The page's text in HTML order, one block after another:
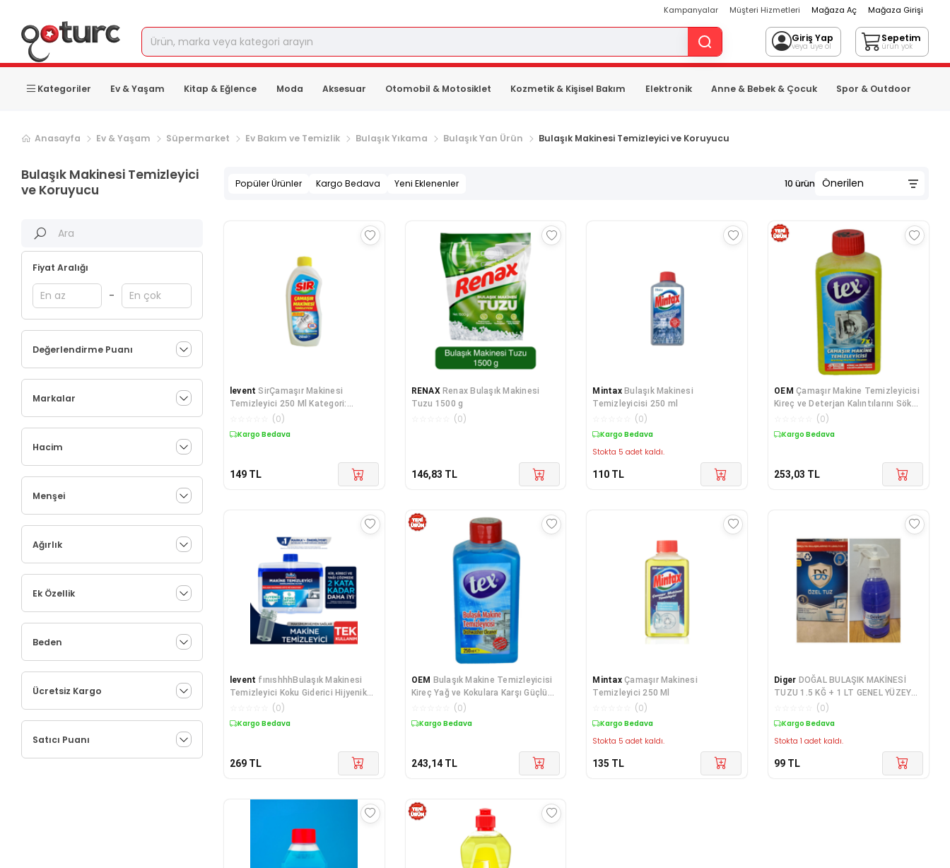
Kampanyalar Müşteri Hizmetleri Mağaza Aç Mağaza Girişi
Giriş Yap
veya üye ol
Sepetim
ürün yok
Kategoriler Ev & Yaşam Kitap & Eğlence Moda Aksesuar Otomobil & Motosiklet Kozmetik & Kişisel Bakım Elektronik Anne & Bebek & Çocuk Spor & Outdoor
Anasayfa Ev & Yaşam Süpermarket Ev Bakım ve Temizlik Bulaşık Yıkama Bulaşık Yan Ürün Bulaşık Makinesi Temizleyici ve Koruyucu
Bulaşık Makinesi Temizleyici
ve Koruyucu
Fiyat Aralığı
-
Değerlendirme Puanı
Markalar
Hacim
Menşei
Ağırlık
Ek Özellik
Beden
Ücretsiz Kargo
Satıcı Puanı
Popüler Ürünler Kargo Bedava Yeni Eklenenler 10 ürün
levent SirÇamaşır Makinesi
Temizleyici 250 Ml Kategori:
Çamaşır Deterjanı
(0)
Kargo Bedava
149 TL
RENAX Renax Bulaşık Makinesi
Tuzu 1500 g
(0)
146,83 TL
Mintax Bulaşık Makinesi
Temizleyicisi 250 ml
(0)
Kargo Bedava
Stokta 5 adet kaldı.
110 TL
OEM Çamaşır Makine Temizleyicisi
Kireç ve Deterjan Kalıntılarını Söker
(0)
Kargo Bedava
253,03 TL
levent fınıshhhBulaşık Makinesi
Temizleyici Koku Giderici Hijyenik
Bakım Sıvısı 250 ml
(0)
Kargo Bedava
269 TL
OEM Bulaşık Makine Temizleyicisi
Kireç Yağ ve Kokulara Karşı Güçlü
Formül 250 ML
(0)
Kargo Bedava
243,14 TL
Mintax Çamaşır Makinesi
Temizleyici 250 Ml
(0)
Kargo Bedava
Stokta 5 adet kaldı.
135 TL
Diger DOĞAL BULAŞIK MAKİNESİ
TUZU 1.5 KĞ + 1 LT GENEL YÜZEY
TEMİZLEYİCİ
(0)
Kargo Bedava
Stokta 1 adet kaldı.
99 TL